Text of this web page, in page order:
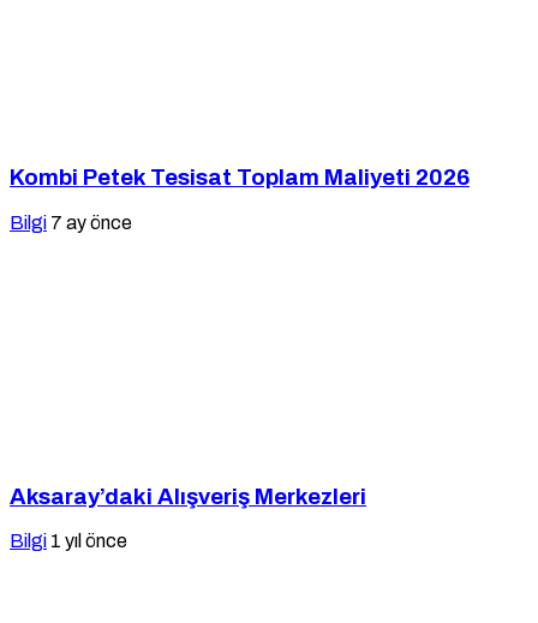
Kombi Petek Tesisat Toplam Maliyeti 2026
Bilgi 7 ay önce
Aksaray’daki Alışveriş Merkezleri
Bilgi 1 yıl önce